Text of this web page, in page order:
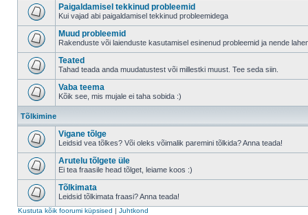
Paigaldamisel tekkinud probleemid
Kui vajad abi paigaldamisel tekkinud probleemidega
Muud probleemid
Rakenduste või laienduste kasutamisel esinenud probleemid ja nende
Teated
Tahad teada anda muudatustest või millestki muust. Tee seda siin.
Vaba teema
Kõik see, mis mujale ei taha sobida :)
Tõlkimine
Vigane tõlge
Leidsid vea tõlkes? Või oleks võimalik paremini tõlkida? Anna teada!
Arutelu tõlgete üle
Ei tea fraasile head tõlget, leiame koos :)
Tõlkimata
Leidsid tõlkimata fraasi? Anna teada!
Kustuta kõik foorumi küpsised | Juhtkond